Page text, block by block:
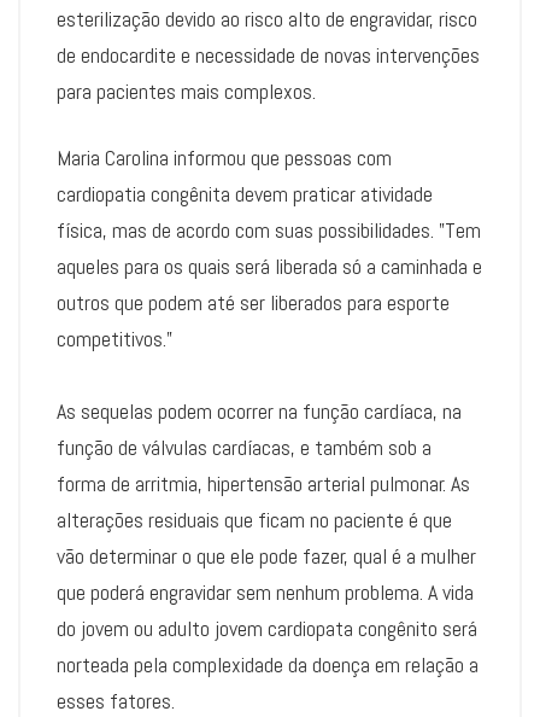
esterilização devido ao risco alto de engravidar, risco
de endocardite e necessidade de novas intervenções
para pacientes mais complexos.
Maria Carolina informou que pessoas com
cardiopatia congênita devem praticar atividade
física, mas de acordo com suas possibilidades. ”Tem
aqueles para os quais será liberada só a caminhada e
outros que podem até ser liberados para esporte
competitivos.”
As sequelas podem ocorrer na função cardíaca, na
função de válvulas cardíacas, e também sob a
forma de arritmia, hipertensão arterial pulmonar. As
alterações residuais que ficam no paciente é que
vão determinar o que ele pode fazer, qual é a mulher
que poderá engravidar sem nenhum problema. A vida
do jovem ou adulto jovem cardiopata congênito será
norteada pela complexidade da doença em relação a
esses fatores.